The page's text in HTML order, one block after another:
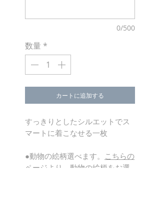
0/500
数量 *
カートに追加する
すっきりとしたシルエットでス
マートに着こなせる一枚
●動物の絵柄選べます。 こちらの
ページ より、動物の絵柄をお選